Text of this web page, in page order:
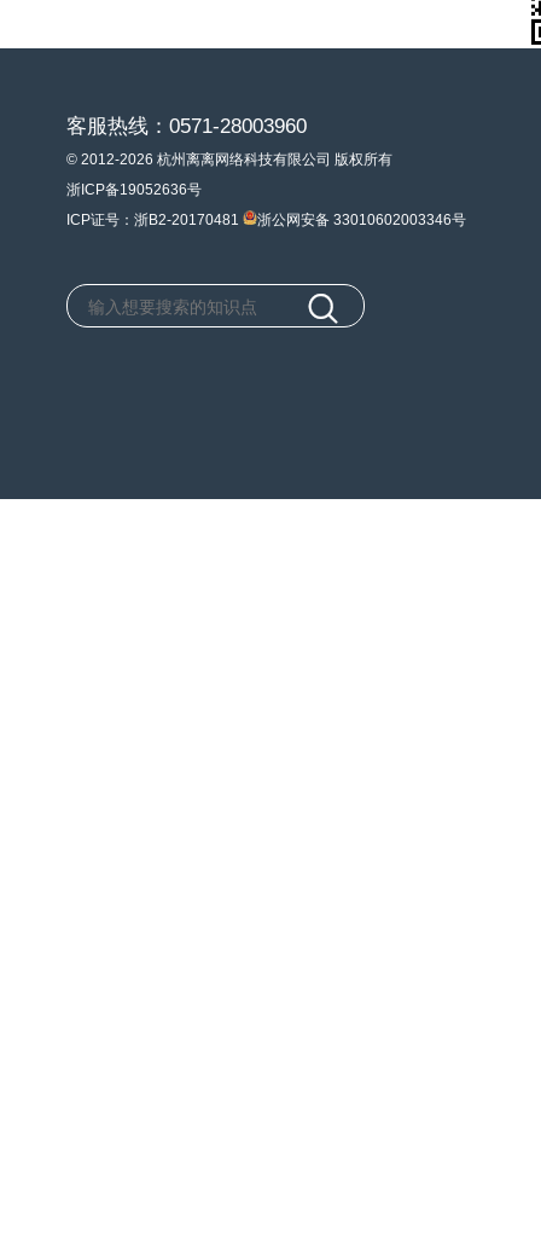
客服热线：0571-28003960
© 2012-2026 杭州离离网络科技有限公司 版权所有
浙ICP备19052636号
ICP证号：浙B2-20170481
浙公网安备 33010602003346号